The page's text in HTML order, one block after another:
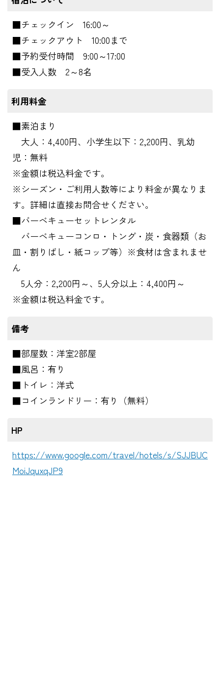
■チェックイン 16:00～
■チェックアウト 10:00まで
■予約受付時間 9:00～17:00
■受入人数 2～8名
利用料金
■素泊まり
大人：4,400円、小学生以下：2,200円、乳幼
児：無料
※金額は税込料金です。
※シーズン・ご利用人数等により料金が異なりま
す。詳細は直接お問合せください。
■バーベキューセットレンタル
バーベキューコンロ・トング・炭・食器類（お
皿・割りばし・紙コップ等）※食材は含まれませ
ん
5人分：2,200円～、5人分以上：4,400円～
※金額は税込料金です。
備考
■部屋数：洋室2部屋
■風呂：有り
■トイレ：洋式
■コインランドリー：有り（無料）
HP
https://www.google.com/travel/hotels/s/SJJBUC
MoiJquxqJP9